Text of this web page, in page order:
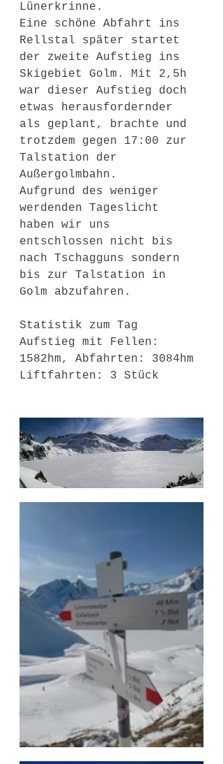
Lünerkrinne.
Eine schöne Abfahrt ins
Rellstal später startet
der zweite Aufstieg ins
Skigebiet Golm. Mit 2,5h
war dieser Aufstieg doch
etwas herausfordernder
als geplant, brachte und
trotzdem gegen 17:00 zur
Talstation der
Außergolmbahn.
Aufgrund des weniger
werdenden Tageslicht
haben wir uns
entschlossen nicht bis
nach Tschagguns sondern
bis zur Talstation in
Golm abzufahren.
Statistik zum Tag
Aufstieg mit Fellen:
1582hm, Abfahrten: 3084hm
Liftfahrten: 3 Stück